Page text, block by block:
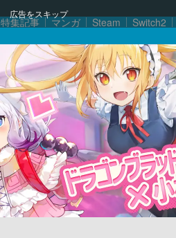
広告をスキップ
特集記事 マンガ Steam Switch2